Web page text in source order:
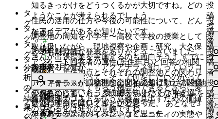
タ
グ
#
も
っ
と
知
り
た
い！
知るきっかけをどうつくるかが大切ですね。どの
ようなことが考えられるでしょう。
作成日
2026年2月28日
既読
投
稿
者
い
い
ね
す
る
タ
グ
#
も
っ
と
知
り
た
住民の活用の仕方や今後の可能性について、どん
なアイデアがあるか知りたいです
作成日
2026年2月28日
既読
投
稿
者
い
い
ね
す
タ
グ
#
ま
ち
と
の
調整池の周知を小学生〜高校で学校の授業として
取り扱いながら、現地視察や企画・研究、大久保
さんが出張授業を実施するのも面白そう！ すでに
あるかもですが、「アクアテラス部」っていうコ
ミュニティを作って、そこで何をしたいのかって
いう中身を考えてもらう機会ができるとさらに愛
着もわきそう！
作成日
投
稿
者
い
タ
グ
#
も
っ
と
とても魅力的な発表をありがとうございました。
アンケート回答者の属性(居住年月)と回答の相関
関係や、居住地点とそれぞれの調整池との関わり
の違いについて、地理的空間と認知行動との関係
の視点からも、もっと詳細を知りたくなりまし
た！
投
稿
者
分
析
の
結
果
投稿者
子育てパパ
いいねするにはログインが必要です
タ
グ
アクアテラスが調整池なのと柏の葉に3つも調整池
があるのに驚いた。 愛知県からわざわざ柏の葉を
選んだ理由を聞いてみたいと思った。 あとなぜ3
つもあるのか調べてみたいなと思った。
投
稿
者
タ
グ
維持管理のコストを払う意義を見出すための価値
の見える化は研究の意義ですね
投
稿
アクアテラスでのイベントコミュニティの実態や 投